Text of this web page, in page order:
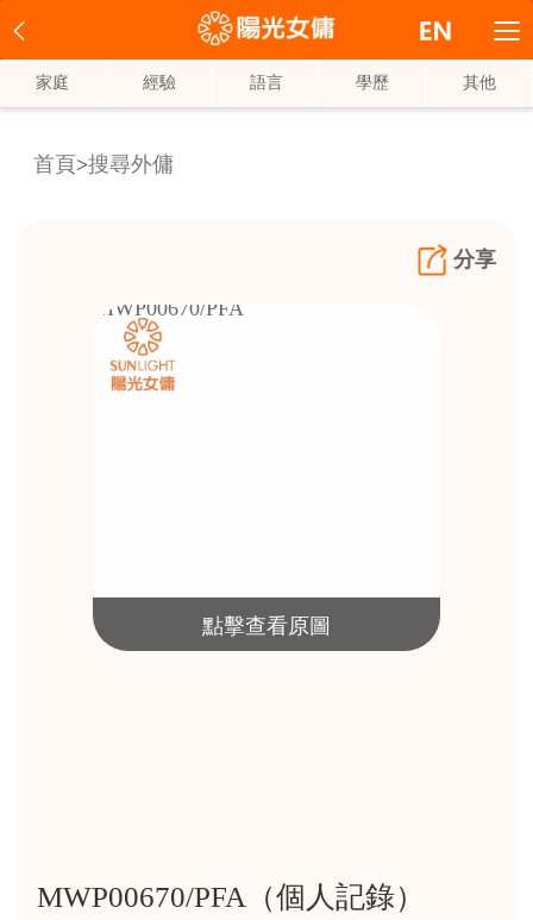
家庭 經驗 語言 學歷 其他
首頁>搜尋外傭
分享
點擊查看原圖
MWP00670/PFA（個人記錄）